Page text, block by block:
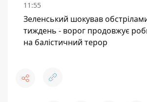
11:55
Зеленський шокував
тиждень - ворог продовжує
на балістичний терор